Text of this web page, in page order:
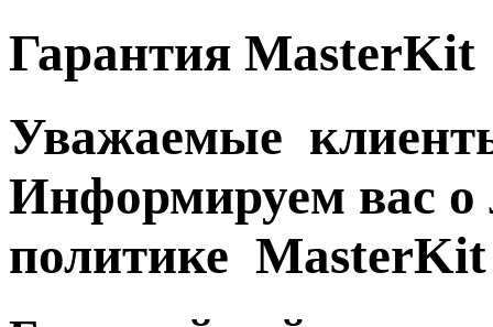
Гарантия MasterKit
Уважаемые
Информируем вас о
политике MasterKit